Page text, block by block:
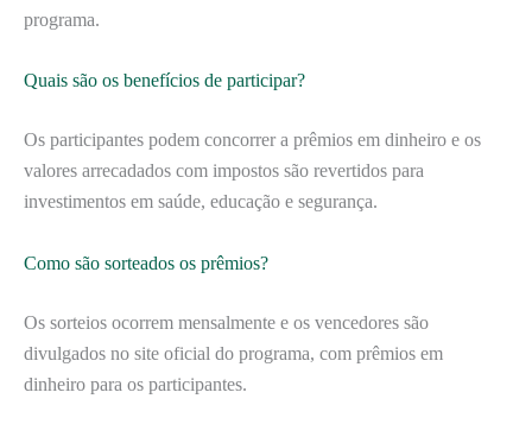
programa.
Quais são os benefícios de participar?
Os participantes podem concorrer a prêmios em dinheiro e os
valores arrecadados com impostos são revertidos para
investimentos em saúde, educação e segurança.
Como são sorteados os prêmios?
Os sorteios ocorrem mensalmente e os vencedores são
divulgados no site oficial do programa, com prêmios em
dinheiro para os participantes.